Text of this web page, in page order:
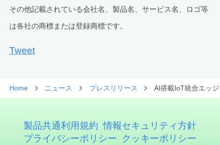
その他記載されている会社名、製品名、サービス名、ロゴ等
は各社の商標または登録商標です。
Tweet
Home ニュース プレスリリース AI搭載IoT統合エッ
製品共通利用規約 情報セキュリティ方針
プライバシーポリシー
クッキーポリシー